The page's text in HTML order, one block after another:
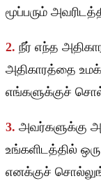
மூப்பரும்
2. நீர் எந்த
அதிகாரத்தை
எங்களுக்குச்
3. அவர்களுக்கு
உங்களிடத்தில்
எனக்குச்